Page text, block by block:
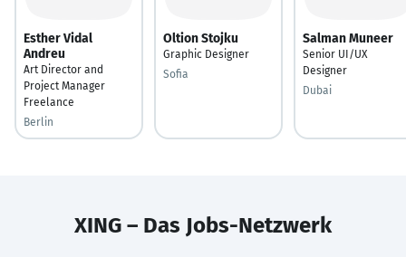
Esther Vidal
Andreu
Art Director and
Project Manager
Freelance
Berlin
Oltion Stojku
Graphic Designer
Sofia
Salman Muneer
Senior UI/UX
Designer
Dubai
XING – Das Jobs-Netzwerk